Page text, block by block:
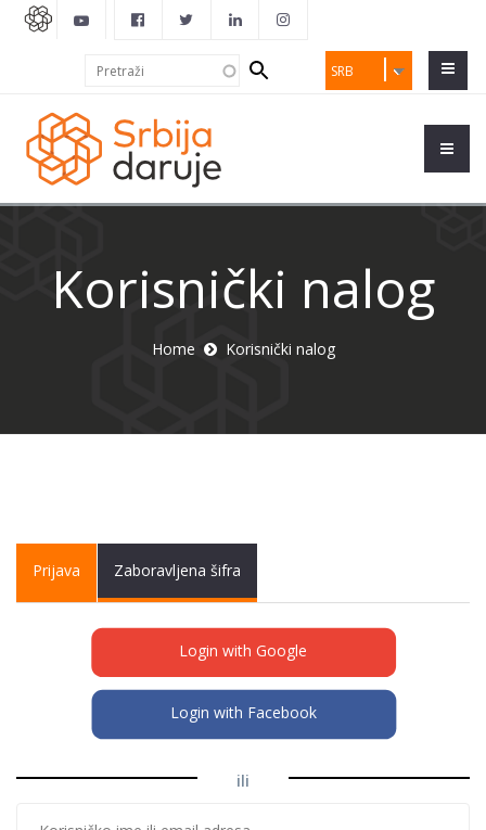
SRB
Search
form
Korisnički nalog
Home Korisnički nalog
Primary tabs
Prijava (activeZaboravljena šifra
Login with Google
Login with Facebook
ili